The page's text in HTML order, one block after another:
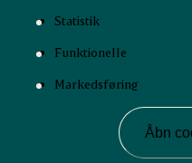
Statistik
Funktionelle
Markedsføring
Åbn